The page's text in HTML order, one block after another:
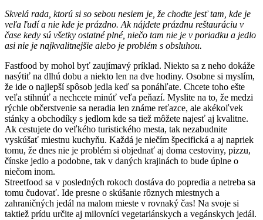
Skvelá rada, ktorú si so sebou nesiem je, že chodte jesť tam, kde je
veľa ľudí a nie kde je prázdno. Ak nájdete prázdnu reštauráciu v
čase kedy sú všetky ostatné plné, niečo tam nie je v poriadku a jedlo
asi nie je najkvalitnejšie alebo je problém s obsluhou.
Fastfood by mohol byť zaujímavý príklad. Niekto sa z neho dokáže
nasýtiť na dlhú dobu a niekto len na dve hodiny. Osobne si myslím,
že ide o najlepší spôsob jedla keď sa ponáhľate. Chcete toho ešte
veľa stihnúť a nechcete minúť veľa peňazí. Myslite na to, že medzi
rýchle občerstvenie sa neradia len známe reťazce, ale akékoľvek
stánky a obchodíky s jedlom kde sa tiež môžete najesť aj kvalitne.
Ak cestujete do veľkého turistického mesta, tak nezabudnite
vyskúšať miestnu kuchyňu. Každá je niečím špecifická a aj napriek
tomu, že dnes nie je problém si objednať aj doma cestoviny, pizzu,
čínske jedlo a podobne, tak v daných krajinách to bude úplne o
niečom inom.
Streetfood sa v posledných rokoch dostáva do popredia a netreba sa
tomu čudovať. Ide presne o skúšanie rôznych miestnych a
zahraničných jedál na malom mieste v rovnaký čas! Na svoje si
taktiež prídu určite aj milovníci vegetariánskych a vegánskych jedál.